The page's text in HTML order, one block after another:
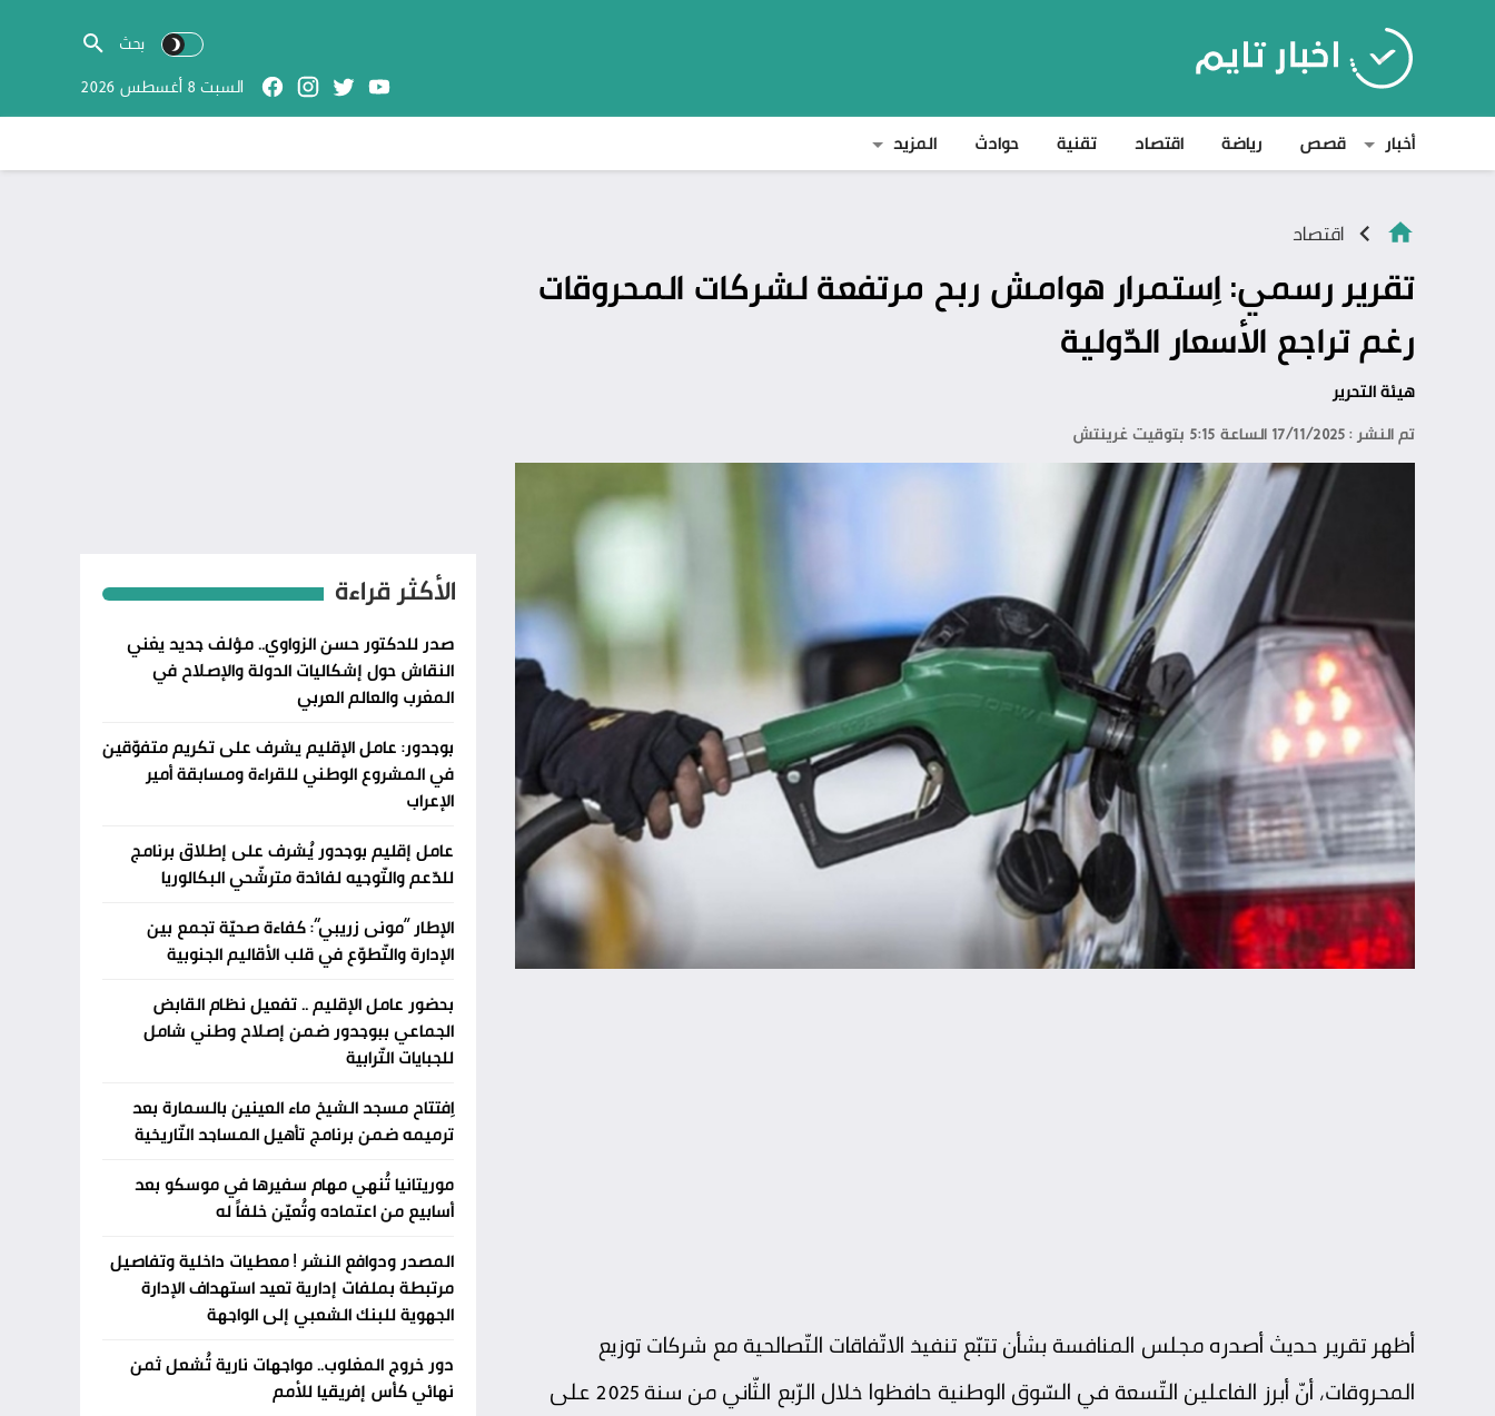
السبت 8 أغسطس 2026
أخبار
قصص رياضة اقتصاد تقنية حوادث المزيد
اقتصاد
تقرير رسمي: اِستمرار هوامش ربح مرتفعة لشركات المحروقات
رغم تراجع الأسعار الدّولية
هيئة التحرير
تم النشر : 17/11/2025 الساعة 5:15 بتوقيت غرينتش
أظهر تقرير حديث أصدرهمجلس المنافسةبشأن تتبّع تنفيذ الاتّفاقات التّصالحية مع شركات توزيع
المحروقات
، أنّ أبرز الفاعلين التّسعة في السّوق الوطنية حافظوا خلال الرّبع الثّاني من سنة 2025 على
الأكثر قراءة
صدر للدكتور حسن الزواوي.. مؤلف جديد يغني
النقاش حول إشكاليات الدولة والإصلاح في
المغرب والعالم العربي
بوجدور: عامل الإقليم يشرف على تكريم متفوّقين
في المشروع الوطني للقراءة ومسابقة أمير
الإعراب
عامل إقليم بوجدور يُشرف على إطلاق برنامج
للدّعم والتّوجيه لفائدة مترشّحي البكالوريا
الإطار “مونى زريبي”: كفاءة صحيّة تجمع بين
الإدارة والتّطوّع في قلب الأقاليم الجنوبية
بحضور عامل الإقليم .. تفعيل نظام القابض
الجماعي ببوجدور ضمن إصلاح وطني شامل
للجبايات التّرابية
اِفتتاح مسجد الشيخ ماء العينين بالسمارة بعد
ترميمه ضمن برنامج تأهيل المساجد التّاريخية
موريتانيا تُنهي مهام سفيرها في موسكو بعد
أسابيع من اعتماده وتُعيّن خلفاً له
المصدر ودوافع النشر ! معطيات داخلية وتفاصيل
مرتبطة بملفات إدارية تعيد استهداف الإدارة
الجهوية للبنك الشعبي إلى الواجهة
دور خروج المغلوب.. مواجهات نارية تُشعل ثمن
نهائي كأس إفريقيا للأمم